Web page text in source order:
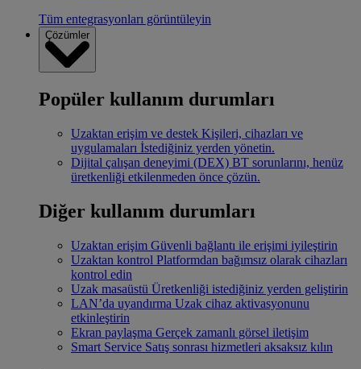
Tüm entegrasyonları görüntüleyin
Çözümler
Popüler kullanım durumları
Uzaktan erişim ve destek Kişileri, cihazları ve
uygulamaları İstediğiniz yerden yönetin.
Dijital çalışan deneyimi (DEX) BT sorunlarını, henüz
üretkenliği etkilenmeden önce çözün.
Diğer kullanım durumları
Uzaktan erişim Güvenli bağlantı ile erişimi iyileştirin
Uzaktan kontrol Platformdan bağımsız olarak cihazları
kontrol edin
Uzak masaüstü Üretkenliği istediğiniz yerden geliştirin
LAN’da uyandırma Uzak cihaz aktivasyonunu
etkinleştirin
Ekran paylaşma Gerçek zamanlı görsel iletişim
Smart Service Satış sonrası hizmetleri aksaksız kılın